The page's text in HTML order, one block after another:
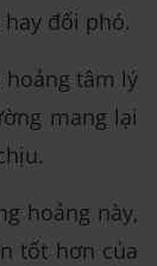
đối phó.
hoảng tâm lý
mang lại
hoảng này,
tốt hơn của